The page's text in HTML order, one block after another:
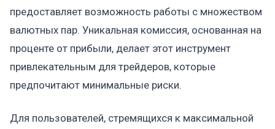
предоставляет возможность работы с множеством
валютных пар. Уникальная комиссия, основанная на
проценте от прибыли, делает этот инструмент
привлекательным для трейдеров, которые
предпочитают минимальные риски.
Для пользователей, стремящихся к максимальной